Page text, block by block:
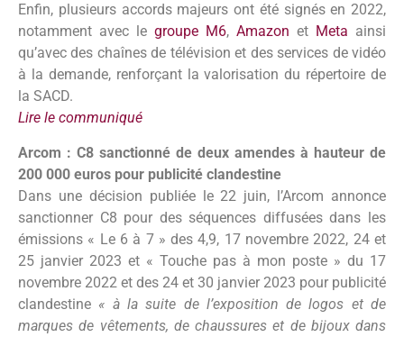
Enfin, plusieurs accords majeurs ont été signés en 2022,
notamment avec le groupe M6, Amazon et Meta ainsi
qu’avec des chaînes de télévision et des services de vidéo
à la demande, renforçant la valorisation du répertoire de
la SACD.
Lire le communiqué
Arcom : C8 sanctionné de deux amendes à hauteur de
200 000 euros pour publicité clandestine
Dans une décision publiée le 22 juin, l’Arcom annonce
sanctionner C8 pour des séquences diffusées dans les
émissions « Le 6 à 7 » des 4,9, 17 novembre 2022, 24 et
25 janvier 2023 et « Touche pas à mon poste » du 17
novembre 2022 et des 24 et 30 janvier 2023 pour publicité
clandestine « à la suite de l’exposition de logos et de
marques de vêtements, de chaussures et de bijoux dans